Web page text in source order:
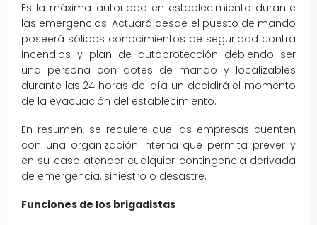
Es la máxima autoridad en establecimiento durante
las emergencias. Actuará desde el puesto de mando
poseerá sólidos conocimientos de seguridad contra
incendios y plan de autoprotección debiendo ser
una persona con dotes de mando y localizables
durante las 24 horas del día un decidirá el momento
de la evacuación del establecimiento.
En resumen, se requiere que las empresas cuenten
con una organización interna que permita prever y
en su caso atender cualquier contingencia derivada
de emergencia, siniestro o desastre.
Funciones de los brigadistas